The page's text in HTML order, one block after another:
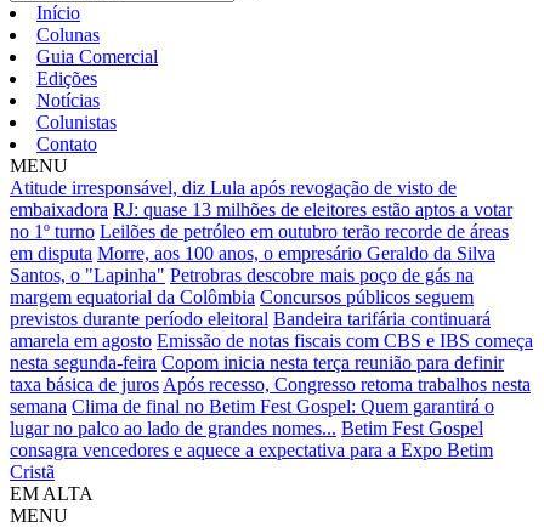
Início
Colunas
Guia Comercial
Edições
Notícias
Colunistas
Contato
MENU
Atitude irresponsável, diz Lula após revogação de visto de
embaixadora RJ: quase 13 milhões de eleitores estão aptos a votar
no 1º turno Leilões de petróleo em outubro terão recorde de áreas
em disputa Morre, aos 100 anos, o empresário Geraldo da Silva
Santos, o "Lapinha" Petrobras descobre mais poço de gás na
margem equatorial da Colômbia Concursos públicos seguem
previstos durante período eleitoral Bandeira tarifária continuará
amarela em agosto Emissão de notas fiscais com CBS e IBS começa
nesta segunda-feira Copom inicia nesta terça reunião para definir
taxa básica de juros Após recesso, Congresso retoma trabalhos nesta
semana Clima de final no Betim Fest Gospel: Quem garantirá o
lugar no palco ao lado de grandes nomes... Betim Fest Gospel
consagra vencedores e aquece a expectativa para a Expo Betim
Cristã
EM ALTA
MENU